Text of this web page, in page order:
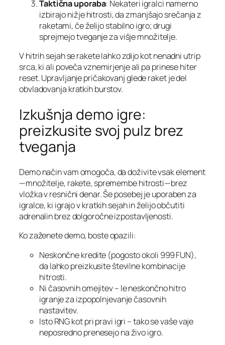
Taktična uporaba: Nekateri igralci namerno
izbirajo nižje hitrosti, da zmanjšajo srečanja z
raketami, če želijo stabilno igro; drugi
sprejmejo tveganje za višje množitelje.
V hitrih sejah se rakete lahko zdijo kot nenadni utrip
srca, ki ali poveča vznemirjenje ali pa prinese hiter
reset. Upravljanje pričakovanj glede raket je del
obvladovanja kratkih burstov.
Izkušnja demo igre:
preizkusite svoj pulz brez
tveganja
Demo način vam omogoča, da doživite vsak element
—množitelje, rakete, spremembe hitrosti—brez
vložka v resnični denar. Še posebej je uporaben za
igralce, ki igrajo v kratkih sejah in želijo občutiti
adrenalin brez dolgoročne izpostavljenosti.
Ko zaženete demo, boste opazili:
Neskončne kredite (pogosto okoli 999 FUN),
da lahko preizkusite številne kombinacije
hitrosti.
Ni časovnih omejitev – le neskončno hitro
igranje za izpopolnjevanje časovnih
nastavitev.
Isto RNG kot pri pravi igri – tako se vaše vaje
neposredno prenesejo na živo igro.